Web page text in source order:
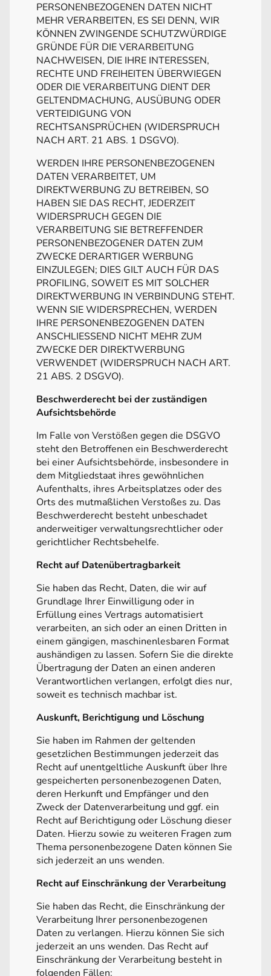
PERSONENBEZOGENEN DATEN NICHT
MEHR VERARBEITEN, ES SEI DENN, WIR
KÖNNEN ZWINGENDE SCHUTZWÜRDIGE
GRÜNDE FÜR DIE VERARBEITUNG
NACHWEISEN, DIE IHRE INTERESSEN,
RECHTE UND FREIHEITEN ÜBERWIEGEN
ODER DIE VERARBEITUNG DIENT DER
GELTENDMACHUNG, AUSÜBUNG ODER
VERTEIDIGUNG VON
RECHTSANSPRÜCHEN (WIDERSPRUCH
NACH ART. 21 ABS. 1 DSGVO).
WERDEN IHRE PERSONENBEZOGENEN
DATEN VERARBEITET, UM
DIREKTWERBUNG ZU BETREIBEN, SO
HABEN SIE DAS RECHT, JEDERZEIT
WIDERSPRUCH GEGEN DIE
VERARBEITUNG SIE BETREFFENDER
PERSONENBEZOGENER DATEN ZUM
ZWECKE DERARTIGER WERBUNG
EINZULEGEN; DIES GILT AUCH FÜR DAS
PROFILING, SOWEIT ES MIT SOLCHER
DIREKTWERBUNG IN VERBINDUNG STEHT.
WENN SIE WIDERSPRECHEN, WERDEN
IHRE PERSONENBEZOGENEN DATEN
ANSCHLIESSEND NICHT MEHR ZUM
ZWECKE DER DIREKTWERBUNG
VERWENDET (WIDERSPRUCH NACH ART.
21 ABS. 2 DSGVO).
Beschwerderecht bei der zuständigen
Aufsichtsbehörde
Im Falle von Verstößen gegen die DSGVO
steht den Betroffenen ein Beschwerderecht
bei einer Aufsichtsbehörde, insbesondere in
dem Mitgliedstaat ihres gewöhnlichen
Aufenthalts, ihres Arbeitsplatzes oder des
Orts des mutmaßlichen Verstoßes zu. Das
Beschwerderecht besteht unbeschadet
anderweitiger verwaltungsrechtlicher oder
gerichtlicher Rechtsbehelfe.
Recht auf Datenübertragbarkeit
Sie haben das Recht, Daten, die wir auf
Grundlage Ihrer Einwilligung oder in
Erfüllung eines Vertrags automatisiert
verarbeiten, an sich oder an einen Dritten in
einem gängigen, maschinenlesbaren Format
aushändigen zu lassen. Sofern Sie die direkte
Übertragung der Daten an einen anderen
Verantwortlichen verlangen, erfolgt dies nur,
soweit es technisch machbar ist.
Auskunft, Berichtigung und Löschung
Sie haben im Rahmen der geltenden
gesetzlichen Bestimmungen jederzeit das
Recht auf unentgeltliche Auskunft über Ihre
gespeicherten personenbezogenen Daten,
deren Herkunft und Empfänger und den
Zweck der Datenverarbeitung und ggf. ein
Recht auf Berichtigung oder Löschung dieser
Daten. Hierzu sowie zu weiteren Fragen zum
Thema personenbezogene Daten können Sie
sich jederzeit an uns wenden.
Recht auf Einschränkung der Verarbeitung
Sie haben das Recht, die Einschränkung der
Verarbeitung Ihrer personenbezogenen
Daten zu verlangen. Hierzu können Sie sich
jederzeit an uns wenden. Das Recht auf
Einschränkung der Verarbeitung besteht in
folgenden Fällen: